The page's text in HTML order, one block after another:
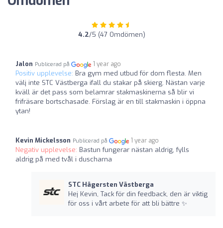
4.2/5 (47 Omdömen)
Jalon Publicerad på 1 year ago
Positiv upplevelse: Bra gym med utbud för dom flesta. Men
välj inte STC Västberga ifall du stakar på skierg. Nästan varje
kväll är det pass som belamrar stakmaskinerna så blir vi
frifräsare bortschasade. Förslag är en till stakmaskin i öppna
ytan!
Kevin Mickelsson Publicerad på 1 year ago
Negativ upplevelse: Bastun fungerar nästan aldrig, fylls
aldrig på med tvål i duscharna
STC Hägersten Västberga
Hej Kevin, Tack för din feedback, den är viktig
för oss i vårt arbete för att bli bättre ✨